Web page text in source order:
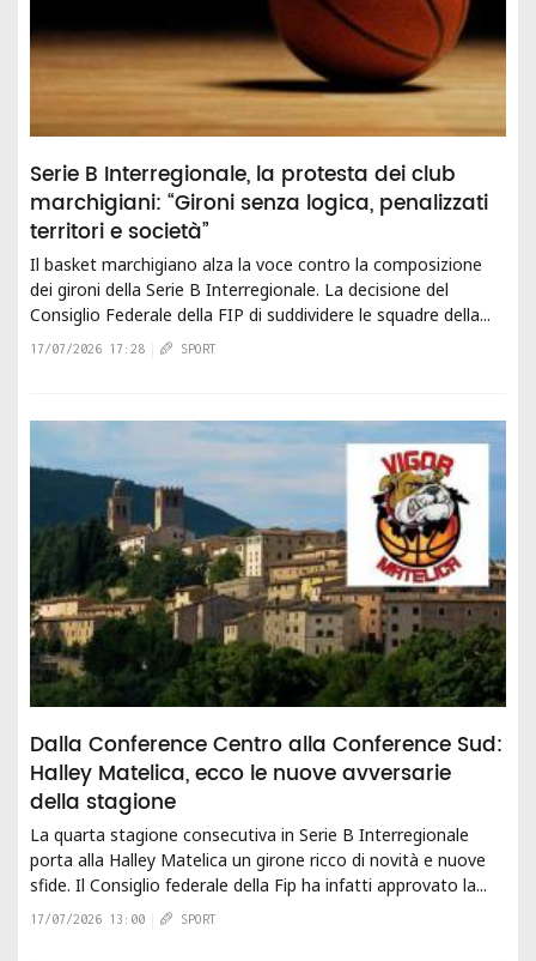
Serie B Interregionale, la protesta dei club
marchigiani: “Gironi senza logica, penalizzati
territori e società”
Il basket marchigiano alza la voce contro la composizione
dei gironi della Serie B Interregionale. La decisione del
Consiglio Federale della FIP di suddividere le squadre della...
17/07/2026 17:28 SPORT
Dalla Conference Centro alla Conference Sud:
Halley Matelica, ecco le nuove avversarie
della stagione
La quarta stagione consecutiva in Serie B Interregionale
porta alla Halley Matelica un girone ricco di novità e nuove
sfide. Il Consiglio federale della Fip ha infatti approvato la...
17/07/2026 13:00 SPORT